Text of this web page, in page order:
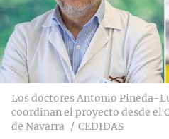
Los doctores Antonio Pineda-
coordinan el proyecto desde el
de Navarra
CEDIDAS